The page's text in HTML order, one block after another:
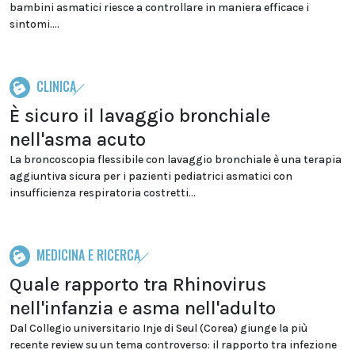
bambini asmatici riesce a controllare in maniera efficace i
sintomi....
CLINICA
È sicuro il lavaggio bronchiale
nell'asma acuto
La broncoscopia flessibile con lavaggio bronchiale è una terapia
aggiuntiva sicura per i pazienti pediatrici asmatici con
insufficienza respiratoria costretti...
MEDICINA E RICERCA
Quale rapporto tra Rhinovirus
nell'infanzia e asma nell'adulto
Dal Collegio universitario Inje di Seul (Corea) giunge la più
recente review su un tema controverso: il rapporto tra infezione